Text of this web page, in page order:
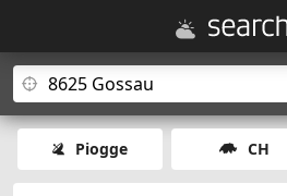
Piogge CH